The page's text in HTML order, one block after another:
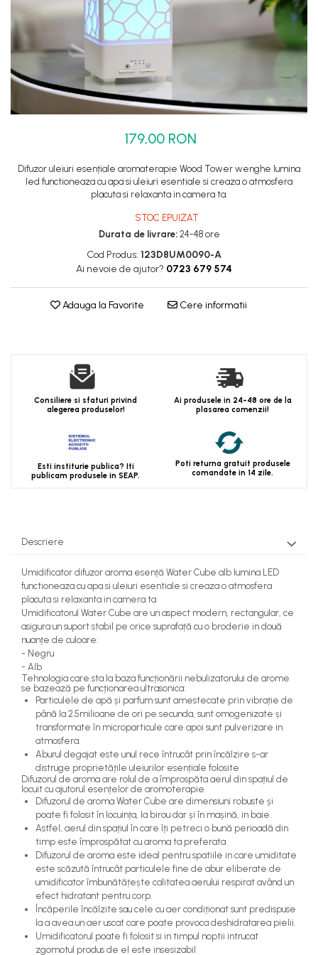
Set dus complet echipat
Suport prindere para dus
Baterie salon
Baterii bideu
Baterii cada-Coloana dus
179,00 RON
Difuzor uleiuri esențiale aromaterapie Wood Tower wenghe lumina
led functioneaza cu apa si uleiuri esentiale si creaza o atmosfera
placuta si relaxanta in camera ta.
STOC EPUIZAT
Durata de livrare:24-48 ore
Cod Produs: 123D8UM0090-A
Ai nevoie de ajutor? 0723 679 574
Adauga la Favorite Cere informatii
Consiliere si sfaturi privind
alegerea produselor!
Ai produsele in 24-48 ore de la
plasarea comenzii!
Esti institurie publica? Iti
publicam produsele in SEAP.
Poti returna gratuit produsele
comandate in 14 zile.
Descriere
Umidificator difuzor aroma esență Water Cube alb lumina LED
functioneaza cu apa si uleiuri esentiale si creaza o atmosfera
placuta si relaxanta in camera ta
Umidificatorul Water Cube are un aspect modern, rectangular, ce
asigura un suport stabil pe orice suprafață cu o broderie in două
nuanțe de culoare:
- Negru
- Alb
Tehnologia care sta la baza funcționării nebulizatorului de arome
se bazează pe funcționarea ultrasonica:
Particulele de apă și parfum sunt amestecate prin vibrație de
până la 2.5milioane de ori pe secunda, sunt omogenizate și
transformate în microparticule care apoi sunt pulverizare in
atmosfera.
Aburul degajat este unul rece întrucât prin încălzire s-ar
distruge proprietățile uleiurilor esențiale folosite
Difuzorul de aroma are rolul de a împrospăta aerul din spațiul de
locuit cu ajutorul esențelor de aromoterapie.
Difuzorul de aroma Water Cube are dimensiuni robuste și
poate fi folosit în locuința, la birou dar și în mașină, in baie.
Astfel, aerul din spațiul în care îți petreci o bună perioadă din
timp este împrospătat cu aroma ta preferata
Difuzorul de aroma este ideal pentru spatiile in care umiditate
este scăzută întrucât particulele fine de abur eliberate de
umidificator îmbunătățește calitatea aerului respirat având un
efect hidratant pentru corp.
Încăperile încălzite sau cele cu aer condiționat sunt predispuse
la a avea un aer uscat care poate provoca deshidratarea pielii.
Umidificatorul poate fi folosit si in timpul noptii intrucat
zgomotul produs de el este insesizabil